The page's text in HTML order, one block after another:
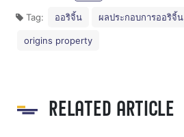
Tag: ออริจิ้น ผลประกอบการออริจิ้น
origins property
RELATED ARTICLE